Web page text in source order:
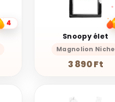
4
Snoopy élet
Magnolion Niche
3 890 Ft